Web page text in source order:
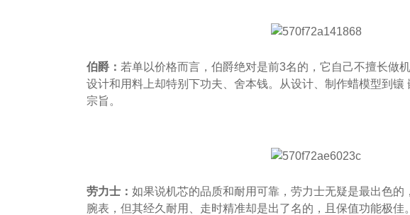
伯爵： 若单以价格而言，伯爵绝对是前3名的，它自己不擅长做
设计和用料上却特别下功夫、舍本钱。从设计、制作蜡模型到镶
宗旨。
劳力士： 如果说机芯的品质和耐用可靠，劳力士无疑是最出色
腕表，但其经久耐用、走时精准却是出了名的，且保值功能极